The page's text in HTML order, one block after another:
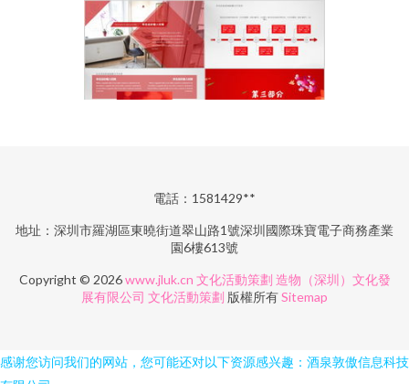
電話：1581429**
地址：深圳市羅湖區東曉街道翠山路1號深圳國際珠寶電子商務產業
園6樓613號
Copyright © 2026www.jluk.cn 文化活動策劃 造物（深圳）文化發
展有限公司 文化活動策劃 版權所有Sitemap
感谢您访问我们的网站，您可能还对以下资源感兴趣：酒泉敦傲信息科技